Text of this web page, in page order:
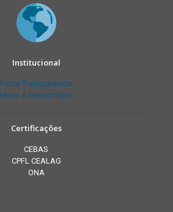
Institucional
Portal Transparência
Mesa Administrativa
Certificações
CEBAS
CPFL CEALAG
ONA